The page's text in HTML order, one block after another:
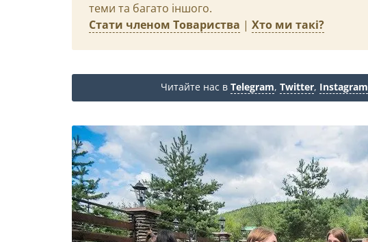
теми та багато іншого.
Стати членом Товариства | Хто ми такі?
Читайте нас в Telegram, Twitter, Instagram